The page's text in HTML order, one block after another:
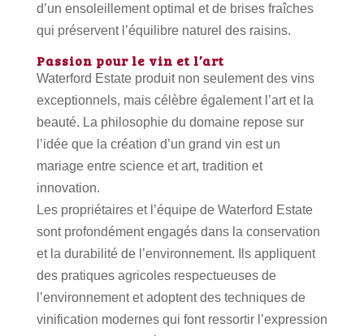
d’un ensoleillement optimal et de brises fraîches
qui préservent l’équilibre naturel des raisins.
Passion pour le vin et l’art
Waterford Estate produit non seulement des vins
exceptionnels, mais célèbre également l’art et la
beauté. La philosophie du domaine repose sur
l’idée que la création d’un grand vin est un
mariage entre science et art, tradition et
innovation.
Les propriétaires et l’équipe de Waterford Estate
sont profondément engagés dans la conservation
et la durabilité de l’environnement. Ils appliquent
des pratiques agricoles respectueuses de
l’environnement et adoptent des techniques de
vinification modernes qui font ressortir l’expression